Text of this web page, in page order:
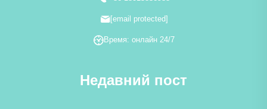
[email protected]
Время: онлайн 24/7
Недавний пост